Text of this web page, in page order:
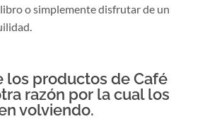
o simplemente disfrutar de un
los productos de Café
razón por la cual los
volviendo.